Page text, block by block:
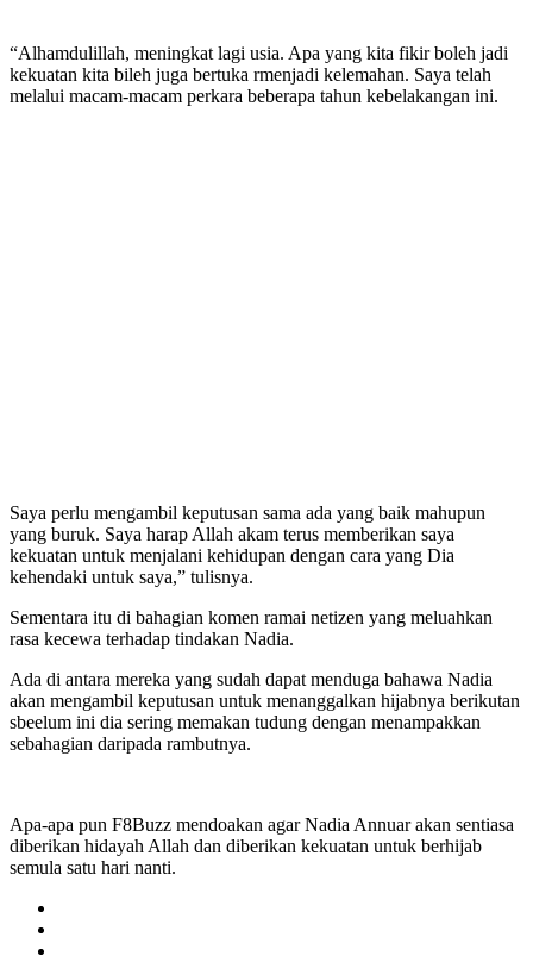
“Alhamdulillah, meningkat lagi usia. Apa yang kita fikir boleh jadi
kekuatan kita bileh juga bertuka rmenjadi kelemahan. Saya telah
melalui macam-macam perkara beberapa tahun kebelakangan ini.
Saya perlu mengambil keputusan sama ada yang baik mahupun
yang buruk. Saya harap Allah akam terus memberikan saya
kekuatan untuk menjalani kehidupan dengan cara yang Dia
kehendaki untuk saya,” tulisnya.
Sementara itu di bahagian komen ramai netizen yang meluahkan
rasa kecewa terhadap tindakan Nadia.
Ada di antara mereka yang sudah dapat menduga bahawa Nadia
akan mengambil keputusan untuk menanggalkan hijabnya berikutan
sbeelum ini dia sering memakan tudung dengan menampakkan
sebahagian daripada rambutnya.
Apa-apa pun F8Buzz mendoakan agar Nadia Annuar akan sentiasa
diberikan hidayah Allah dan diberikan kekuatan untuk berhijab
semula satu hari nanti.